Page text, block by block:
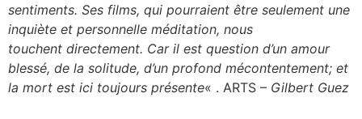
sentiments. Ses films, qui pourraient être seulement une
inquiète et personnelle méditation, nous
touchent directement. Car il est question d’un amour
blessé, de la solitude, d’un profond mécontentement; et
la mort est ici toujours présente« . ARTS – Gilbert Guez